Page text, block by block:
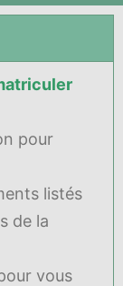
pour
listés
de la
vous